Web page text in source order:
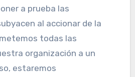
a prueba las
al accionar de la
todas las
organización a un
estaremos